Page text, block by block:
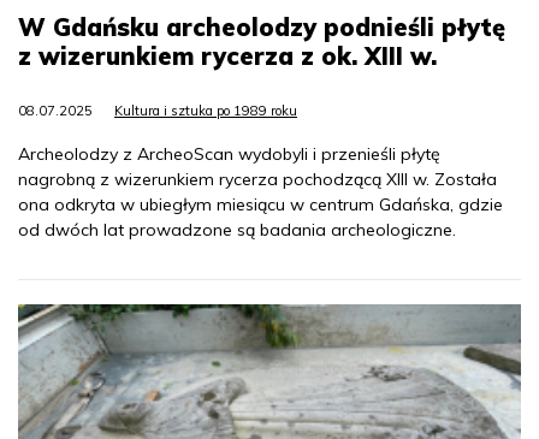
W Gdańsku archeolodzy podnieśli płytę
z wizerunkiem rycerza z ok. XIII w.
08.07.2025 Kultura i sztuka po 1989 roku
Archeolodzy z ArcheoScan wydobyli i przenieśli płytę
nagrobną z wizerunkiem rycerza pochodzącą XIII w. Została
ona odkryta w ubiegłym miesiącu w centrum Gdańska, gdzie
od dwóch lat prowadzone są badania archeologiczne.